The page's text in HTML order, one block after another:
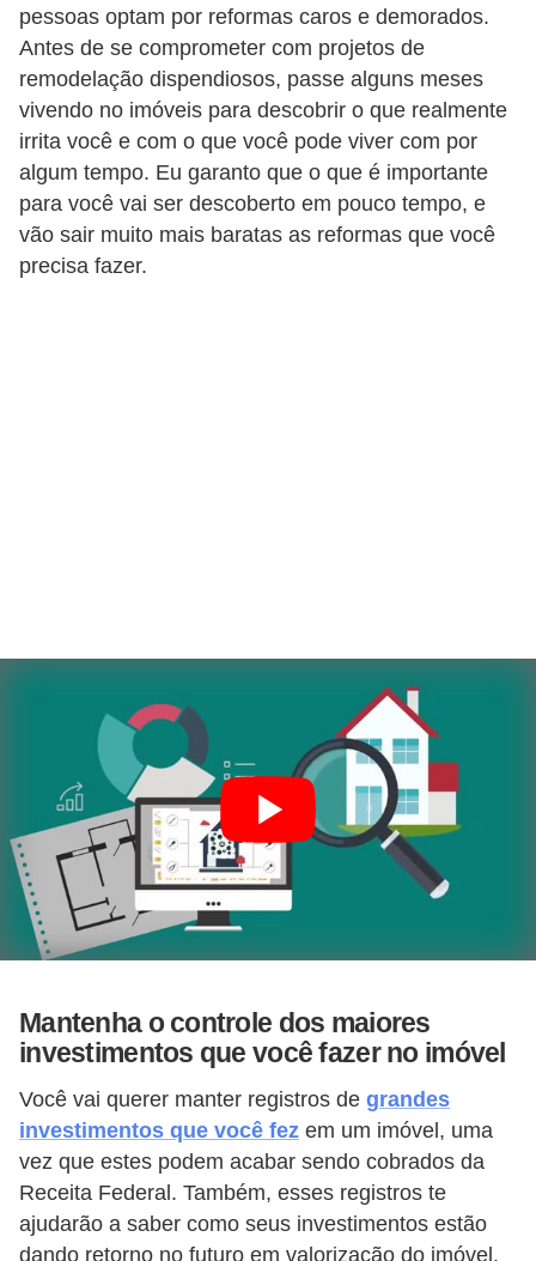
pessoas optam por reformas caros e demorados.
Antes de se comprometer com projetos de
remodelação dispendiosos, passe alguns meses
vivendo no imóveis para descobrir o que realmente
irrita você e com o que você pode viver com por
algum tempo. Eu garanto que o que é importante
para você vai ser descoberto em pouco tempo, e
vão sair muito mais baratas as reformas que você
precisa fazer.
Mantenha o controle dos maiores
investimentos que você fazer no imóvel
Você vai querer manter registros de grandes
investimentos que você fez em um imóvel, uma
vez que estes podem acabar sendo cobrados da
Receita Federal. Também, esses registros te
ajudarão a saber como seus investimentos estão
dando retorno no futuro em valorização do imóvel.